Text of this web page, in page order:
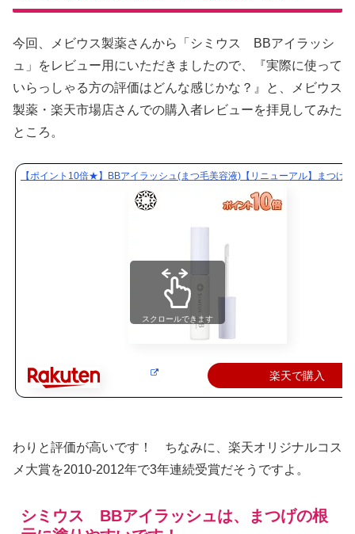
今回、メビウス製薬さんから「シミウス BBアイラッシ
ュ」をレビュー用にいただきましたので、『実際に使って
いらっしゃる方の評価はどんな感じかな？』と、メビウス
製薬・楽天市場店さんでの購入者レビューを拝見してみた
ところ。
【ポイント10倍★】BBアイラッシュ(まつ毛美容液)【リニューアル】まつげ
楽天で購入
スクロールできます
わりと評価が高いです！ ちなみに、楽天オリジナルコス
メ大賞を2010-2012年で3年連続受賞だそうですよ。
シミウス BBアイラッシュは、まつげの根